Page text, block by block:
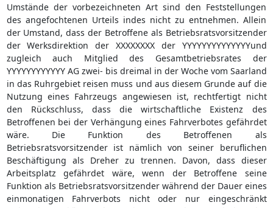
Umstände der vorbezeichneten Art sind den Feststellungen
des angefochtenen Urteils indes nicht zu entnehmen. Allein
der Umstand, dass der Betroffene als Betriebsratsvorsitzender
der Werksdirektion der XXXXXXXX der YYYYYYYYYYYYYYund
zugleich auch Mitglied des Gesamtbetriebsrates der
YYYYYYYYYYYY AG zwei- bis dreimal in der Woche vom Saarland
in das Ruhrgebiet reisen muss und aus diesem Grunde auf die
Nutzung eines Fahrzeugs angewiesen ist, rechtfertigt nicht
den Rückschluss, dass die wirtschaftliche Existenz des
Betroffenen bei der Verhängung eines Fahrverbotes gefährdet
wäre. Die Funktion des Betroffenen als
Betriebsratsvorsitzender ist nämlich von seiner beruflichen
Beschäftigung als Dreher zu trennen. Davon, dass dieser
Arbeitsplatz gefährdet wäre, wenn der Betroffene seine
Funktion als Betriebsratsvorsitzender während der Dauer eines
einmonatigen Fahrverbots nicht oder nur eingeschränkt